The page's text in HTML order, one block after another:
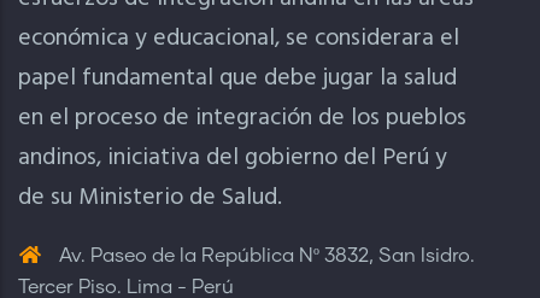
económica y educacional, se considerara el
papel fundamental que debe jugar la salud
en el proceso de integración de los pueblos
andinos, iniciativa del gobierno del Perú y
de su Ministerio de Salud.
Av. Paseo de la República Nº 3832, San Isidro.
Tercer Piso. Lima - Perú